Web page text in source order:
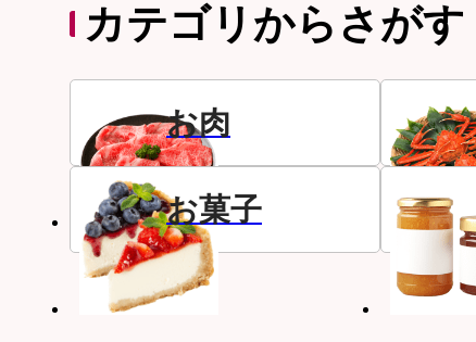
カテゴリからさがす
お肉
お菓子